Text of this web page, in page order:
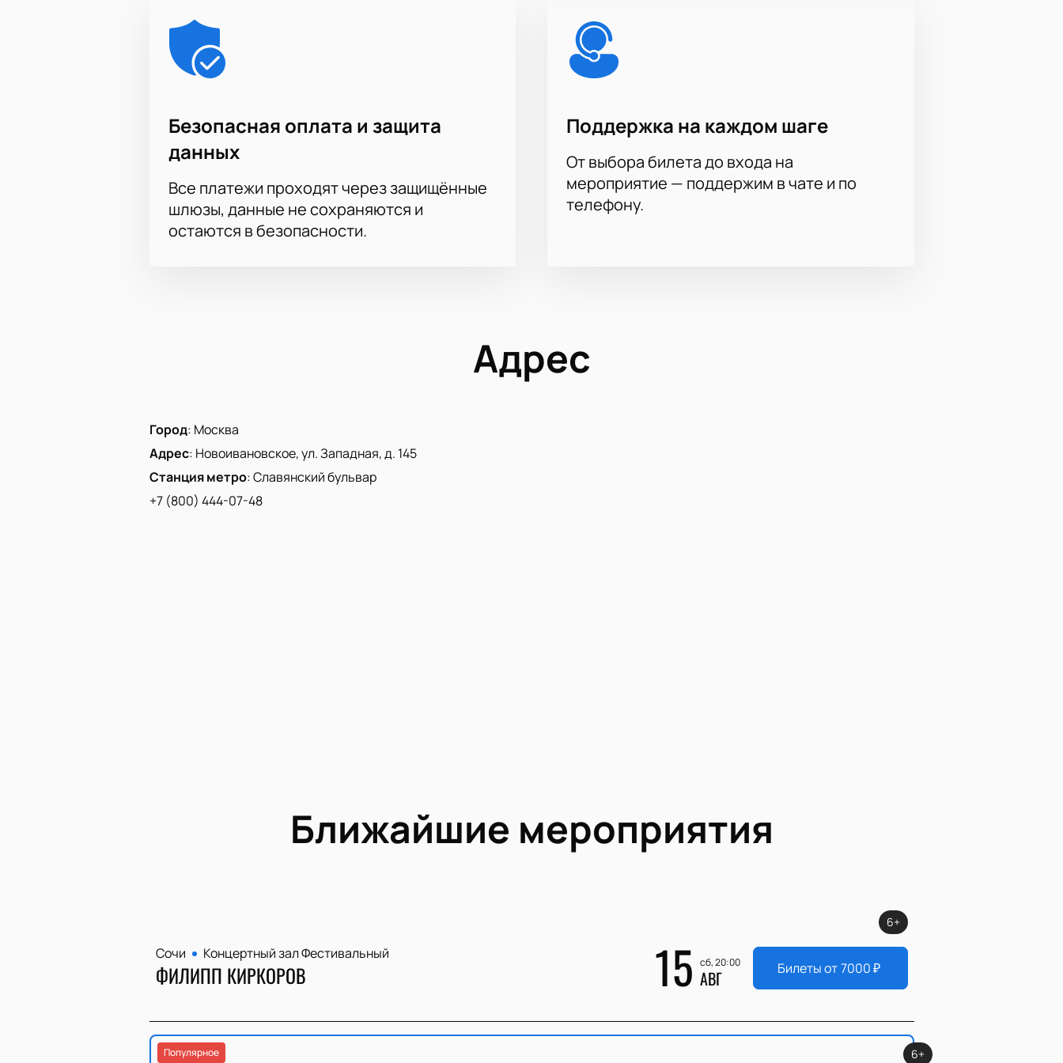
Безопасная оплата и защита
данных
Все платежи проходят через защищённые
шлюзы, данные не сохраняются и
остаются в безопасности.
Поддержка на каждом шаге
От выбора билета до входа на
мероприятие — поддержим в чате и по
телефону.
Адрес
Город: Москва
Адрес: Новоивановское, ул. Западная, д. 145
Станция метро:Славянский бульвар
+7 (800) 444-07-48
Ближайшие мероприятия
Сочи Концертный зал Фестивальный
ФИЛИПП КИРКОРОВ 15 сб, 20:00
АВГ
6+
Билеты от 7000₽
Популярное 6+